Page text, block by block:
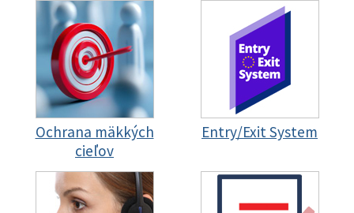
Ochrana mäkkých
cieľov
Entry/Exit System